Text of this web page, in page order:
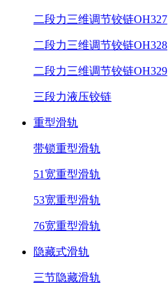
二段力三维调节铰链OH327
二段力三维调节铰链OH328
二段力三维调节铰链OH329
三段力液压铰链
重型滑轨
带锁重型滑轨
51宽重型滑轨
53宽重型滑轨
76宽重型滑轨
隐藏式滑轨
三节隐藏滑轨